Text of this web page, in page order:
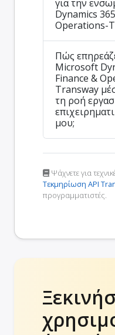
για την
Dynamics
Operations-
Πώς
Microsoft
Finance &
Transway
τη ροή
μου;
Ψάχνετε για
Τεκμηρίωση API
προγραμματιστές.